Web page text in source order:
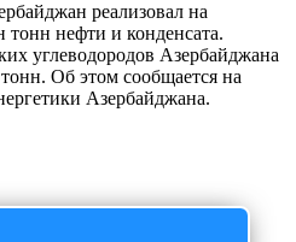
реализовал на
нефти и конденсата.
углеводородов Азербайджана
Об этом сообщается на
Азербайджана.